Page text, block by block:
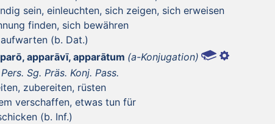
sein, einleuchten, sich zeigen, sich erweisen
finden, sich bewähren
(b. Dat.)
apparāvī, apparātum (a-Konjugation)
Sg. Präs. Konj. Pass.
zubereiten, rüsten
verschaffen, etwas tun für
(b. Inf.)